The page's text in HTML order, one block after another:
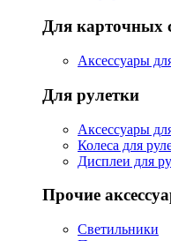
Для карточных
Аксессуары
Для рулетки
Аксессуары
Колеса для
Дисплеи для
Прочие
Светильники